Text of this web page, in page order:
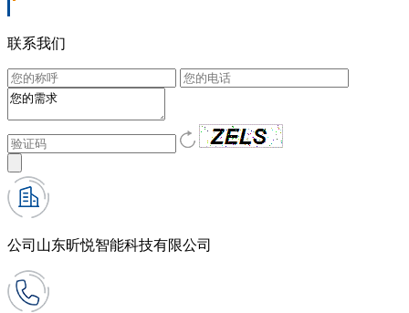
联系我们
公司 山东昕悦智能科技有限公司